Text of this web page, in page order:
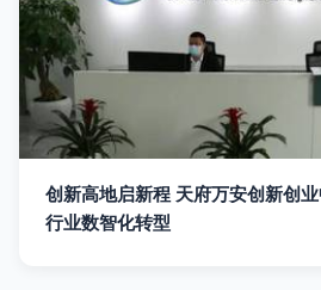
创新高地启新程 天府万安创新创
行业数智化转型